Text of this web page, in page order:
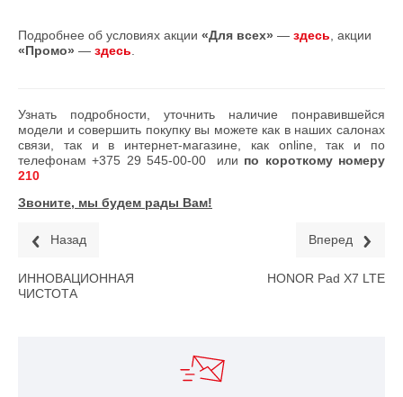
Подробнее об условиях акции «Для всех» — здесь , акции
«Промо» — здесь
Узнать подробности, уточнить наличие понравившейся
модели и совершить покупку вы можете как в наших салонах
связи, так и в интернет-магазине, как online, так и по
телефонам+375 29 545-00-00 или по короткому номеру
210
Звоните, мы будем рады Вам!
Назад
ИННОВАЦИОННАЯ
ЧИСТОТА
Вперед
HONOR Pad X7 LTE